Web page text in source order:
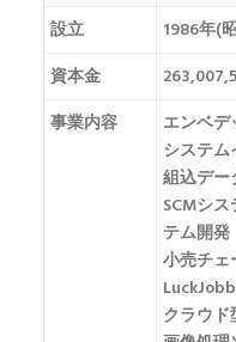
設立
1986年(
資本金
事業内容
エンベ
システ
組込デ
SCMシ
テム開発
小売チェ
クラウド